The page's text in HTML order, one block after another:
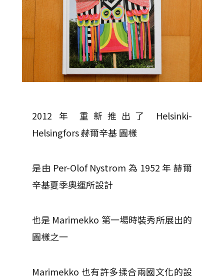
2012 年 重新推出了 Helsinki-
Helsingfors 赫爾辛基 圖樣
是由 Per-Olof Nystrom 為 1952 年 赫爾
辛基夏季奧運所設計
也是 Marimekko 第一場時裝秀所展出的
圖樣之一
Marimekko 也有許多揉合兩國文化的設